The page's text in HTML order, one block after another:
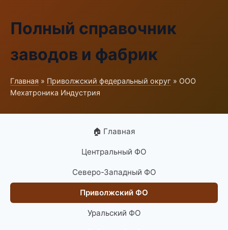
Полный справочник
заводов и фабрик
Главная » Приволжский федеральный округ » ООО
Мехатроника Индустрия
🏠 Главная
Центральный ФО
Северо-Западный ФО
Приволжский ФО
Уральский ФО